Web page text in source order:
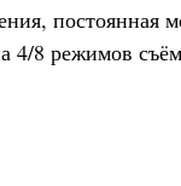
постоянная
4/8 режимов